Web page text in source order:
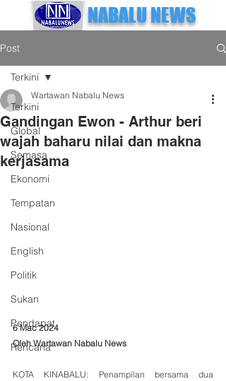
NABALU NEWS
Post
Terkini
Global
Semasa
Ekonomi
Tempatan
Nasional
English
Politik
Sukan
Pendapat
Rencana
Terkini
Gandingan Ewon - Arthur beri
wajah baharu nilai dan makna
kerjasama
Wartawan Nabalu News
6 Mac 2024
Oleh Wartawan Nabalu News
KOTA KINABALU: Penampilan bersama dua